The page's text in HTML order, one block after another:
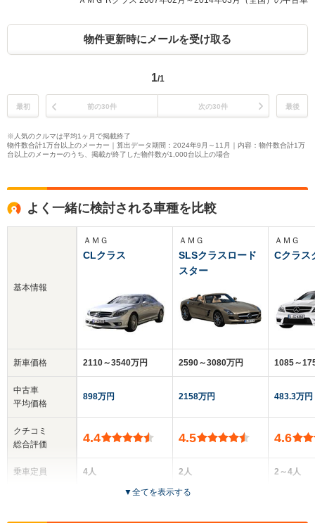
物件更新時にメールを受け取る
1/1
最初 前の30件 次の30件 最後
※人気のクルマは平均1ヶ月で掲載終了
物件数合計1万台以上のメーカー｜算出データ期間：2024年9月～11月｜内容：物件数合計1万
台以上のメーカーのうち、掲載が終了した物件数が1,000台以上の場合
よく一緒に検討される車種を比較
基本情報
新車価格
中古車
平均価格
クチコミ
総合評価
乗車定員
ＡＭＧ
CLクラス
2110～3540万円
898万円
4.4
4人
ＡＭＧ
SLSクラスロード
スター
2590～3080万円
2158万円
4.5
2人
2ドア
ＡＭＧ
Cクラス
1085～
483.3万円
4.6
2～4人
▼全てを表示する